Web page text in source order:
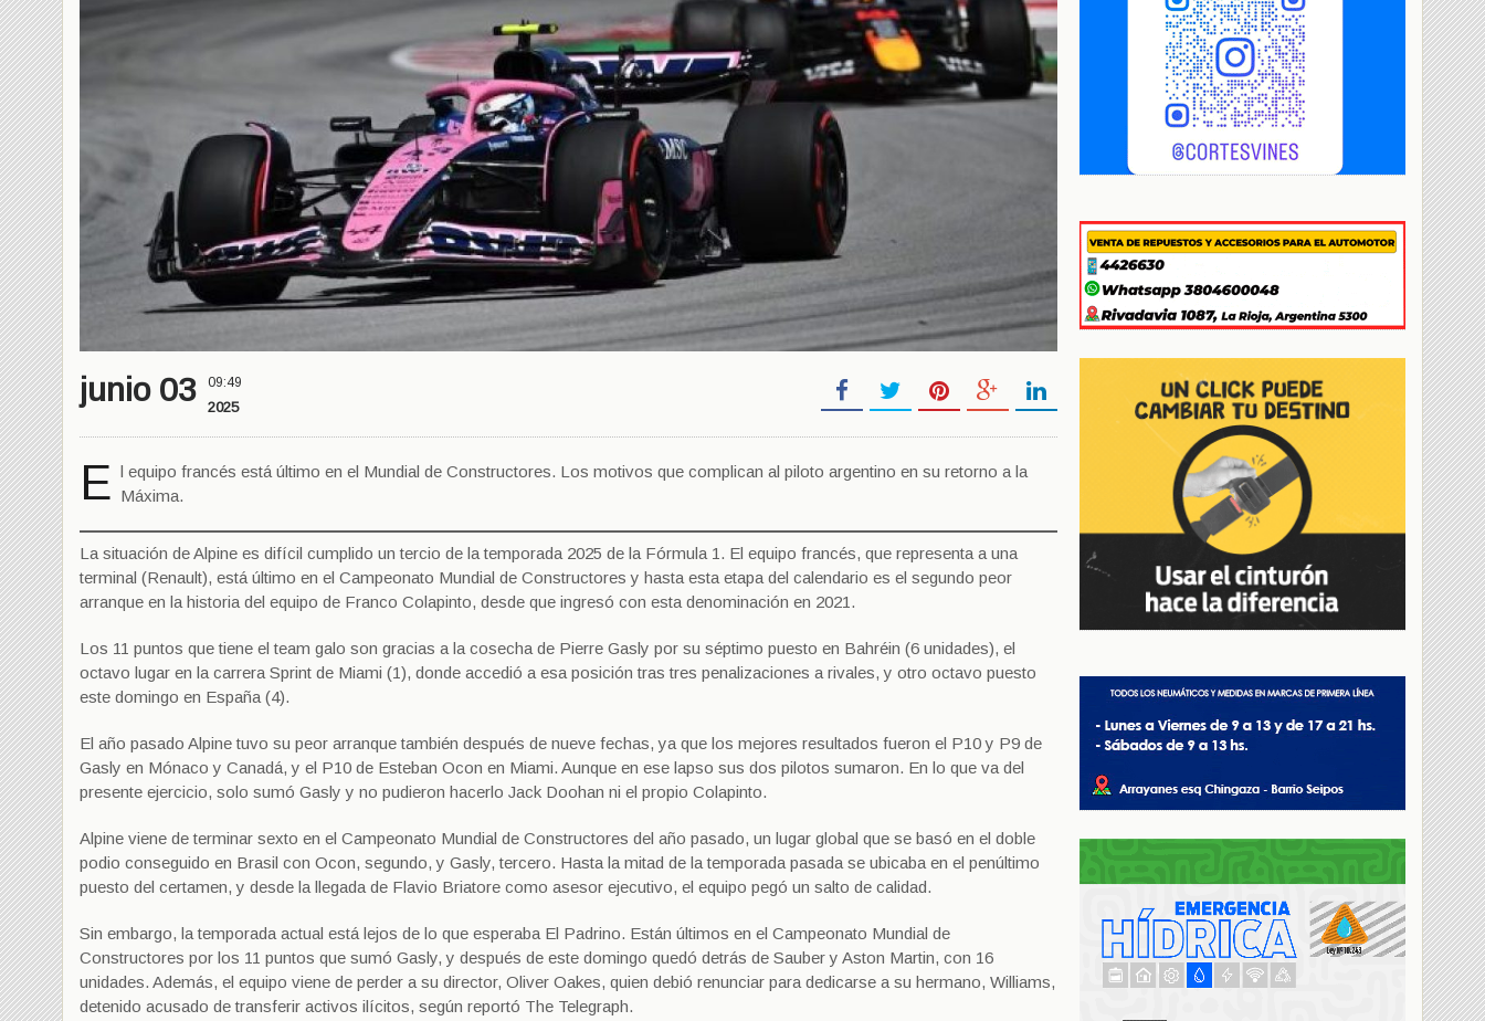
junio 03 09:49
2025
E l equipo francés está último en el Mundial de Constructores. Los motivos que complican al piloto argentino en su retorno a la
Máxima.
La situación de Alpine es difícil cumplido un tercio de la temporada 2025 de la Fórmula 1. El equipo francés, que representa a una
terminal (Renault), está último en el Campeonato Mundial de Constructores y hasta esta etapa del calendario es el segundo peor
arranque en la historia del equipo de Franco Colapinto, desde que ingresó con esta denominación en 2021.
Los 11 puntos que tiene el team galo son gracias a la cosecha de Pierre Gasly por su séptimo puesto en Bahréin (6 unidades), el
octavo lugar en la carrera Sprint de Miami (1), donde accedió a esa posición tras tres penalizaciones a rivales, y otro octavo puesto
este domingo en España (4).
El año pasado Alpine tuvo su peor arranque también después de nueve fechas, ya que los mejores resultados fueron el P10 y P9 de
Gasly en Mónaco y Canadá, y el P10 de Esteban Ocon en Miami. Aunque en ese lapso sus dos pilotos sumaron. En lo que va del
presente ejercicio, solo sumó Gasly y no pudieron hacerlo Jack Doohan ni el propio Colapinto.
Alpine viene de terminar sexto en el Campeonato Mundial de Constructores del año pasado, un lugar global que se basó en el doble
podio conseguido en Brasil con Ocon, segundo, y Gasly, tercero. Hasta la mitad de la temporada pasada se ubicaba en el penúltimo
puesto del certamen, y desde la llegada de Flavio Briatore como asesor ejecutivo, el equipo pegó un salto de calidad.
Sin embargo, la temporada actual está lejos de lo que esperaba El Padrino. Están últimos en el Campeonato Mundial de
Constructores por los 11 puntos que sumó Gasly, y después de este domingo quedó detrás de Sauber y Aston Martin, con 16
unidades. Además, el equipo viene de perder a su director, Oliver Oakes, quien debió renunciar para dedicarse a su hermano, Williams,
detenido acusado de transferir activos ilícitos, según reportó The Telegraph.